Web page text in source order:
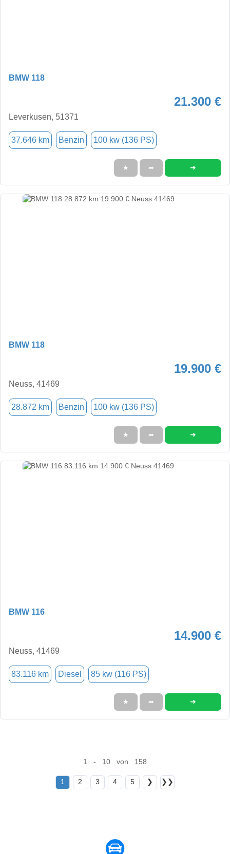
BMW 118
21.300 €
Leverkusen, 51371
37.646 km Benzin 100 kw (136 PS)
★ ➦ ➜
BMW 118
19.900 €
Neuss, 41469
28.872 km Benzin 100 kw (136 PS)
★ ➦ ➜
BMW 116
14.900 €
Neuss, 41469
83.116 km Diesel 85 kw (116 PS)
★ ➦ ➜
1 - 10 von 158
1 2 3 4 5 ❯ ❯❯